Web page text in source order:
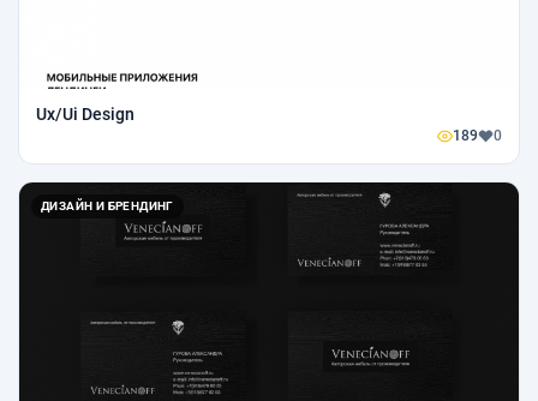
Ux/Ui Design
189 0
ДИЗАЙН И БРЕНДИНГ